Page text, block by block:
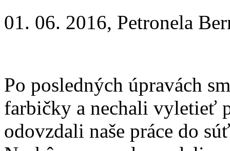
01. 06. 2016, Petronela
Po posledných úpravách
farbičky a nechali vyletieť
odovzdali naše práce do